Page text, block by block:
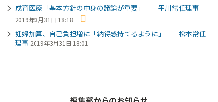
成育医療「基本方針の中身の議論が重要」 平川常任理事
2019年3月31日 18:18
妊婦加算、自己負担増に「納得感持てるように」 松本常任
理事 2019年3月31日 18:01